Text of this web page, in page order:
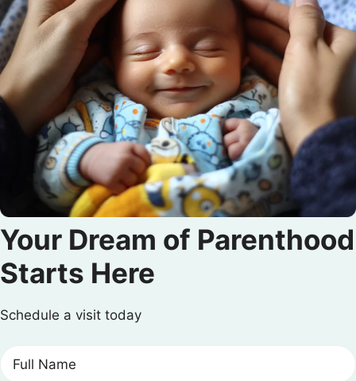
Your Dream of Parenthood
Starts Here
Schedule a visit today